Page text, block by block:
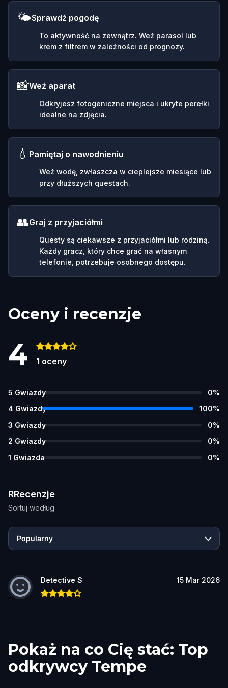
🌤️Sprawdź pogodę
To aktywność na zewnątrz. Weź parasol lub
krem z filtrem w zależności od prognozy.
📸Weź aparat
Odkryjesz fotogeniczne miejsca i ukryte perełki
idealne na zdjęcia.
💧 Pamiętaj o nawodnieniu
Weź wodę, zwłaszcza w cieplejsze miesiące lub
przy dłuższych questach.
👥Graj z przyjaciółmi
Questy są ciekawsze z przyjaciółmi lub rodziną.
Każdy gracz, który chce grać na własnym
telefonie, potrzebuje osobnego dostępu.
Oceny i recenzje
4 1 oceny
5 Gwiazdy 0%
4 Gwiazdy 100%
3 Gwiazdy 0%
2 Gwiazdy 0%
1 Gwiazda 0%
RRecenzje
Sortuj według
Popularny
Detective S 15 Mar 2026
Pokaż na co Cię stać: Top
odkrywcy Tempe